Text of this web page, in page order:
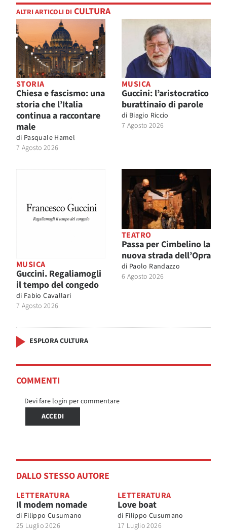
ALTRI ARTICOLI DI CULTURA
STORIA
Chiesa e fascismo: una
storia che l’Italia
continua a raccontare
male
di Pasquale Hamel
7 Agosto 2026
MUSICA
Guccini: l’aristocratico
burattinaio di parole
di Biagio Riccio
7 Agosto 2026
MUSICA
Guccini. Regaliamogli
il tempo del congedo
di Fabio Cavallari
7 Agosto 2026
TEATRO
Passa per Cimbelino la
nuova strada dell’Opra
di Paolo Randazzo
6 Agosto 2026
ESPLORA CULTURA
COMMENTI
Devi fare login per commentare
ACCEDI
DALLO STESSO AUTORE
LETTERATURA
Il modem nomade
di Filippo Cusumano
25 Luglio 2026
LETTERATURA
Love boat
di Filippo Cusumano
17 Luglio 2026